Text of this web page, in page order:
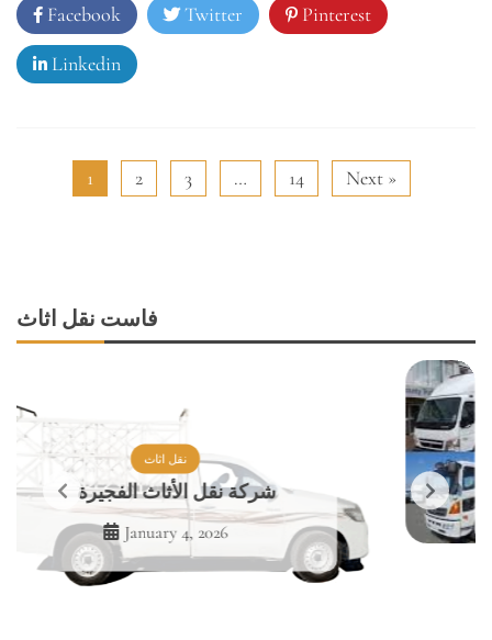
Facebook Twitter Pinterest
Linkedin
1 2 3 … 14 Next »
فاست نقل اثاث
Movers in the Town
Services by Fast Movers
January 2, 2026